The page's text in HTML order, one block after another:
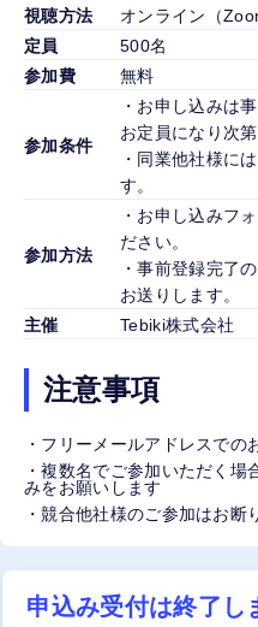
視聴方法
オンライン（
定員
500名
参加費
無料
参加条件
・お申し込みは
お定員になり次
・同業他社様に
す。
参加方法
・お申し込みフ
ださい。
・事前登録完了
お送りします。
主催
Tebiki株式会社
注意事項
・フリーメールアドレスで
・複数名でご参加いただく
みをお願いします
・競合他社様のご参加はお断
申込み受付は終了し